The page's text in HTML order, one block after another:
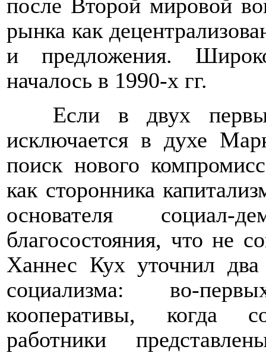
после Второй мировой
рынка как
и предложения.
началось в 1990-х гг.
Если в двух
исключается в духе
поиск нового
как сторонника
основателя социал-
благосостояния, что не
Ханнес Кух уточнил
социализма: во-
кооперативы, когда
работники